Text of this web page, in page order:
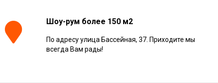
Шоу-рум более 150 м2
По адресу улица Бассейная, 37. Приходите мы
всегда Вам рады!